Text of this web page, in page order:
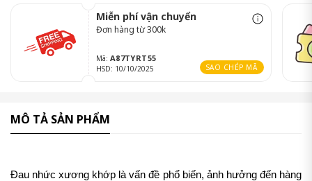
Miễn phí vận chuyển
Đơn hàng từ 300k
Mã: A87TYRT55
HSD: 10/10/2025 SAO CHÉP MÃ
MÔ TẢ SẢN PHẨM
Đau nhức xương khớp là vấn đề phổ biến, ảnh hưởng đến hàng